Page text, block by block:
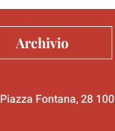
Archivio
Fontana, 28